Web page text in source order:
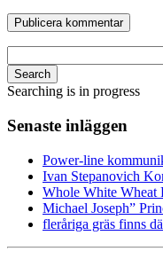
Search
Searching is in progress
Senaste inläggen
Power-line
Ivan Stepanovich
Whole White Wheat
Michael Joseph”
fleråriga gräs finns